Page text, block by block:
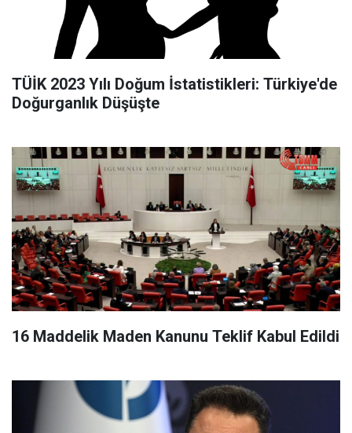
TÜİK 2023 Yılı Doğum İstatistikleri: Türkiye'de
Doğurganlık Düşüşte
16 Maddelik Maden Kanunu Teklif Kabul Edildi